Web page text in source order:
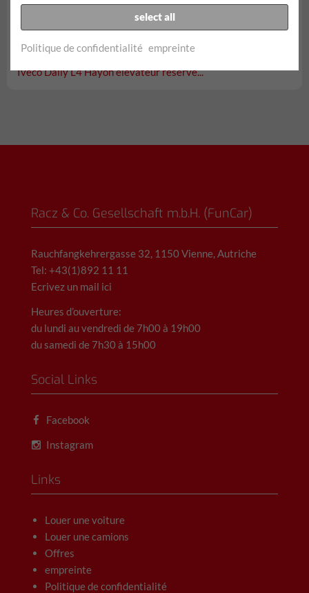
à partir de € 162,40/jour
incl. 150 km tous les impôts, taxes et assurances
Iveco Daily L4 Hayon élévateur réserve...
Racz & Co. Gesellschaft m.b.H. (FunCar)
Rauchfangkehrergasse 32, 1150 Vienne, Autriche
Tel: +43(1)892 11 11
Ecrivez un mail ici
Heures d’ouverture:
du lundi au vendredi de 7h00 à 19h00
du samedi de 7h30 à 15h00
Social Links
Facebook
Instagram
Links
Louer une voiture
Louer une camions
Offres
empreinte
Politique de confidentialité
select all
Politique de confidentialité empreinte